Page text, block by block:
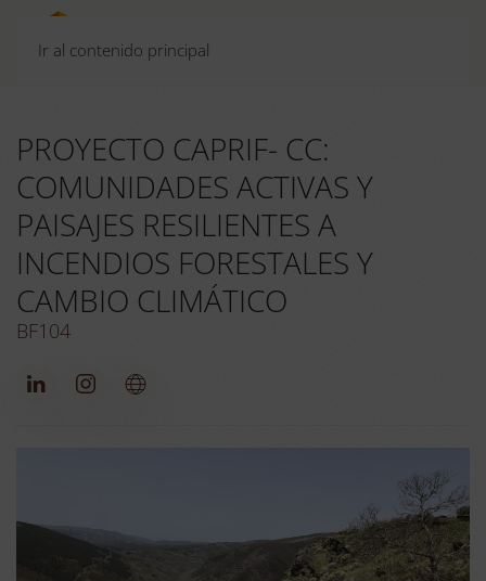
Ir al contenido principal
PROYECTO CAPRIF- CC:
COMUNIDADES ACTIVAS Y
PAISAJES RESILIENTES A
INCENDIOS FORESTALES Y
CAMBIO CLIMÁTICO
BF104